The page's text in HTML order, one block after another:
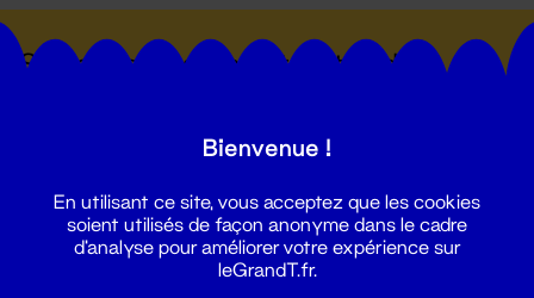
Suivez toutes les actualités du
Bienvenue !
En utilisant ce site, vous acceptez que les cookies
soient utilisés de façon anonyme dans le cadre
d'analyse pour améliorer votre expérience sur
leGrandT.fr.